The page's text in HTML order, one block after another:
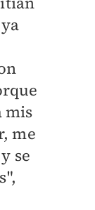
mis
me
se